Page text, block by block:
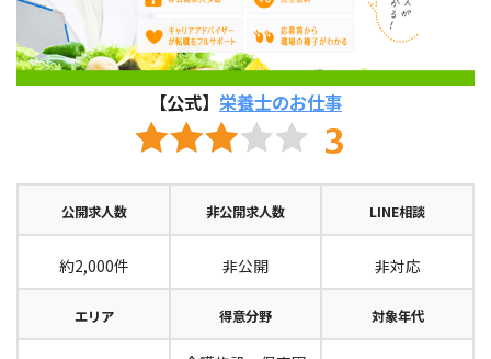
【公式】 栄養士のお仕事
公開求人数 非公開求人数 LINE相談
約2,000件 非公開 非対応
エリア 得意分野 対象年代